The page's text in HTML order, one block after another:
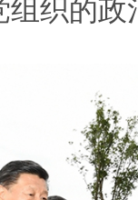
织的